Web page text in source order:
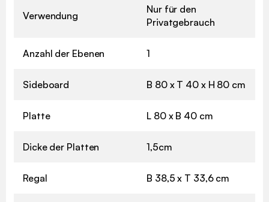
Verwendung
Nur für den
Privatgebrauch
Anzahl der Ebenen 1
Sideboard B 80 x T 40 x H 80 cm
Platte L 80 x B 40 cm
Dicke der Platten 1,5cm
Regal B 38,5 x T 33,6 cm